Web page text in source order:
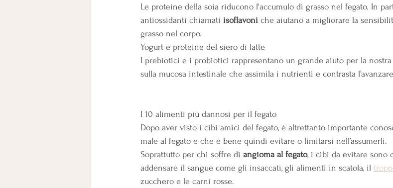
Le proteine della soia riducono l'accumulo di grasso nel fegato. In
antiossidanti chiamati isoflavoni che aiutano a migliorare la
grasso nel corpo.
Yogurt e proteine del siero di latte
I prebiotici e i probiotici rappresentano un grande aiuto per la
sulla mucosa intestinale che assimila i nutrienti e
I 10 alimenti più dannosi per il fegato
Dopo aver visto i cibi amici del fegato, è altrettanto importante
male al fegato e che è bene quindi evitare o limitarsi nell’assumerli.
Soprattutto per chi soffre di angioma al fegato, i cibi da evitare sono
addensare il sangue come gli insaccati, gli alimenti in scatola, il
zucchero e le carni rosse.